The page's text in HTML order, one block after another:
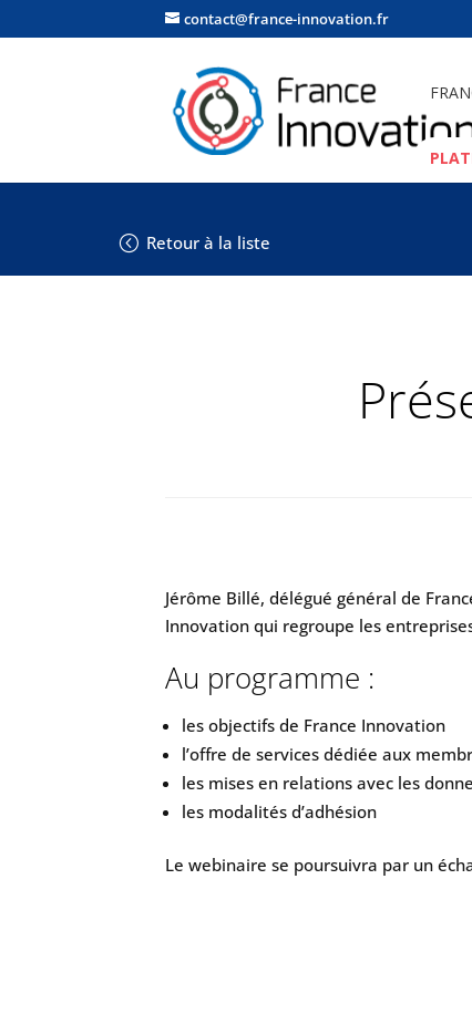
contact@france-innovation.fr
Retour à la liste
Jérôme Billé, délégué général de
Innovation qui regroupe les
Au programme :
les objectifs de France Innovation
l’offre de services dédiée aux
les mises en relations avec les
les modalités d’adhésion
Le webinaire se poursuivra par un